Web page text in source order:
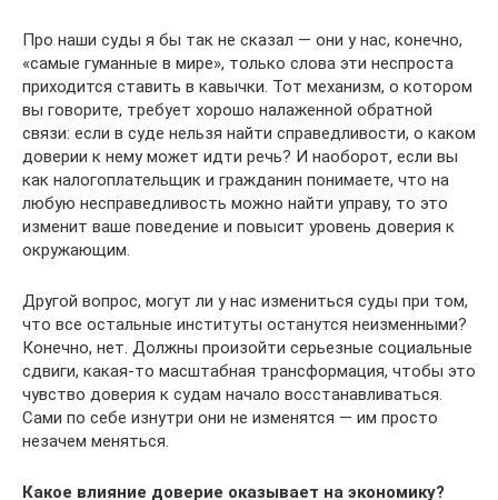
Про наши суды я бы так не сказал — они у нас, конечно,
«самые гуманные в мире», только слова эти неспроста
приходится ставить в кавычки. Тот механизм, о котором
вы говорите, требует хорошо налаженной обратной
связи: если в суде нельзя найти справедливости, о каком
доверии к нему может идти речь? И наоборот, если вы
как налогоплательщик и гражданин понимаете, что на
любую несправедливость можно найти управу, то это
изменит ваше поведение и повысит уровень доверия к
окружающим.
Другой вопрос, могут ли у нас измениться суды при том,
что все остальные институты останутся неизменными?
Конечно, нет. Должны произойти серьезные социальные
сдвиги, какая-то масштабная трансформация, чтобы это
чувство доверия к судам начало восстанавливаться.
Сами по себе изнутри они не изменятся — им просто
незачем меняться.
Какое влияние доверие оказывает на экономику?